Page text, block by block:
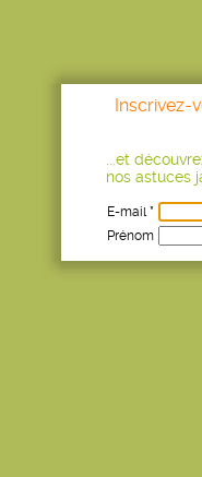
Inscrivez-
...et
nos astuces
E-mail *
Prénom
Age